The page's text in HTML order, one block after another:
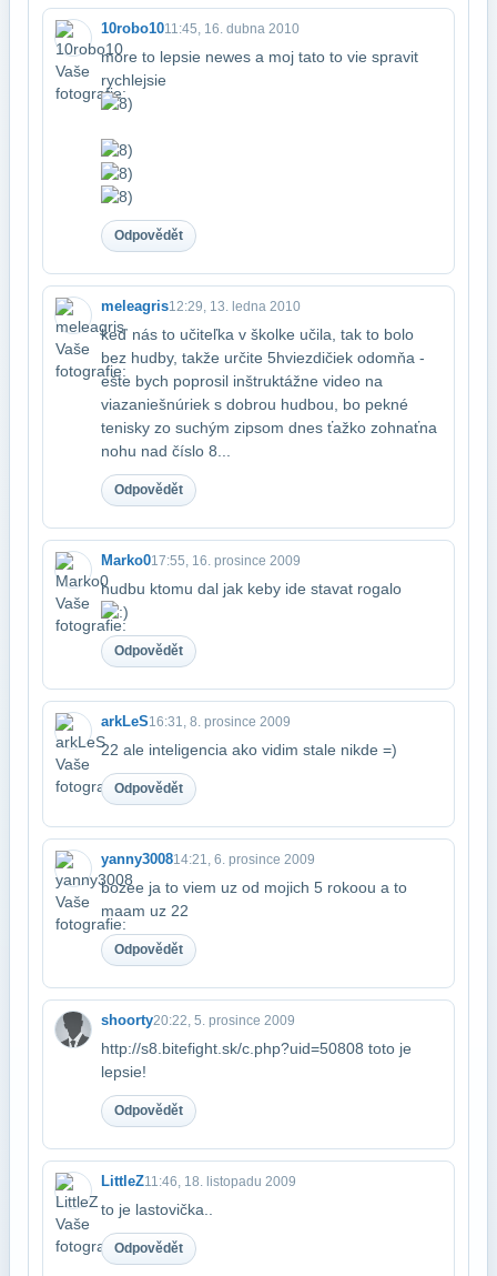
10robo1011:45, 16. dubna 2010
more to lepsie newes a moj tato to vie spravit
rychlejsie
Odpovědět
meleagris12:29, 13. ledna 2010
keď nás to učiteľka v školke učila, tak to bolo
bez hudby, takže určite 5​hviezdičiek odomňa -
ešte bych poprosil inštruktážne video na
viazanie​šnúriek s dobrou hudbou, bo pekné
tenisky zo suchým zipsom dnes ťažko zohnať​na
nohu nad číslo 8...
Odpovědět
Marko017:55, 16. prosince 2009
hudbu ktomu dal jak keby ide stavat rogalo
Odpovědět
arkLeS16:31, 8. prosince 2009
22 ale inteligencia ako vidim stale nikde =)
Odpovědět
yanny300814:21, 6. prosince 2009
bozee ja to viem uz od mojich 5 rokoou a to
maam uz 22
Odpovědět
shoorty20:22, 5. prosince 2009
http://s8.bitefight.sk/c.php?uid=50808 toto je
lepsie!
Odpovědět
LittleZ11:46, 18. listopadu 2009
to je lastovička..
Odpovědět